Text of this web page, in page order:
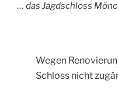
… das Jagdschloss
Wegen
Schloss nicht